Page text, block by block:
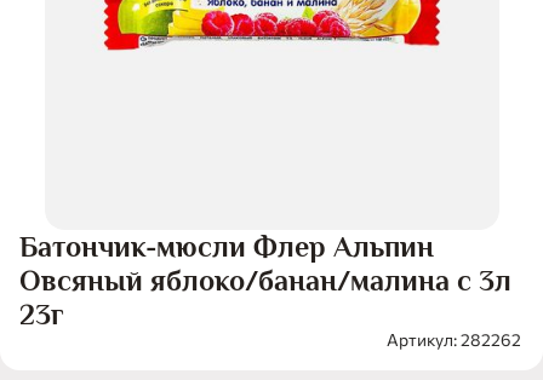
Батончик-мюсли Флер Альпин
Овсяный яблоко/банан/малина с 3л
23г
Артикул: 282262